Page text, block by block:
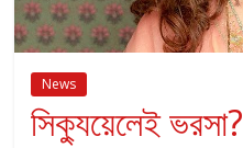
News
সিক্যুয়েলেই ভরসা?